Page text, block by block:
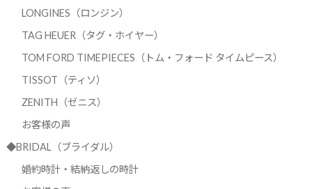
LONGINES（ロンジン）
TAG HEUER（タグ・ホイヤー）
TOM FORD TIMEPIECES（トム・フォード タイムピース）
TISSOT（ティソ）
ZENITH（ゼニス）
お客様の声
◆BRIDAL（ブライダル）
婚約時計・結納返しの時計